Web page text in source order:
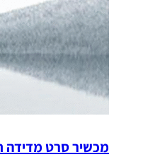
מכשיר סרט מדידה